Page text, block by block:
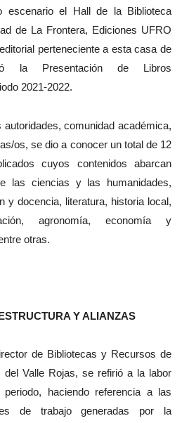
escenario el Hall de la Biblioteca
de La Frontera, Ediciones UFRO
perteneciente a esta casa de
la Presentación de Libros
2021-2022.
comunidad académica,
os, se dio a conocer un total de 12
cuyos contenidos abarcan
las ciencias y las humanidades,
y docencia, literatura, historia local,
agronomía, economía y
otras.
Y ALIANZAS
de Bibliotecas y Recursos de
del Valle Rojas, se refirió a la labor
periodo, haciendo referencia a las
de trabajo generadas por la